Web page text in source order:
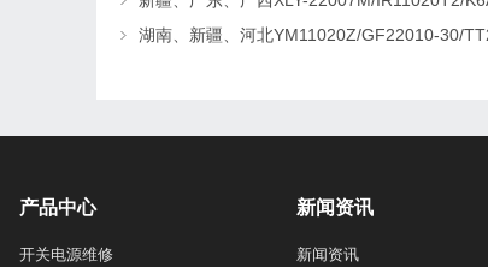
产品中心
开关电源维修
新闻资讯
新闻资讯